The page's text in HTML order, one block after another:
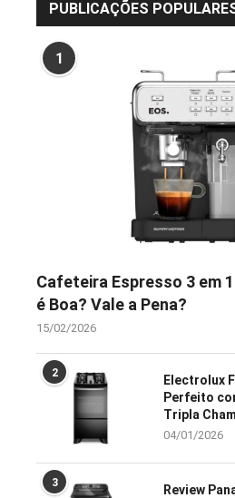
PUBLICAÇÕES
1
Cafeteira Espresso 3 em 1
é Boa? Vale a Pena?
15/02/2026
2
Electrolux
Perfeito
Tripla
04/01/2026
3
Review